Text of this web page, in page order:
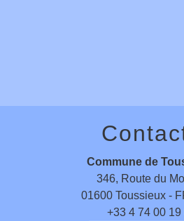
Commune de
346, Route du
01600 Toussieux -
+33 4 74 00 19